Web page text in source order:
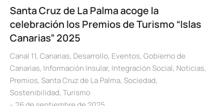
Santa Cruz de La Palma acoge la
celebración los Premios de Turismo “Islas
Canarias” 2025
Canal 11, Canarias, Desarrollo, Eventos, Gobierno de
Canarias, Información Insular, Integración Social, Noticias,
Premios, Santa Cruz de La Palma, Sociedad,
Sostenibilidad, Turismo